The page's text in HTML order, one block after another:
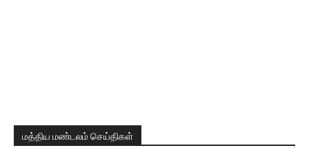
மத்திய மண்டலம் செய்திகள்